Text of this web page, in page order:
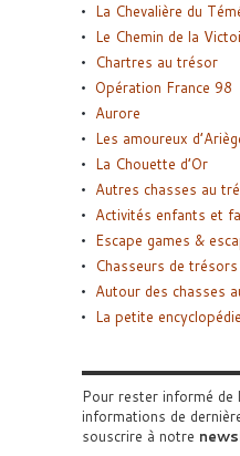
La Chevalière du
Le Chemin de la
Chartres au trésor
Opération France 98
Aurore
Les amoureux
La Chouette d’Or
Autres chasses au
Activités enfants et
Escape games &
Chasseurs de
Autour des chasses
La petite encyclopédie
Pour rester informé de
informations de
souscrire à notre